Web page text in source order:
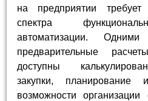
на предприятии требует
спектра
автоматизации.
предварительные
доступны
закупки,
возможности